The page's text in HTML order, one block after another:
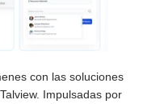
con las soluciones
Impulsadas por